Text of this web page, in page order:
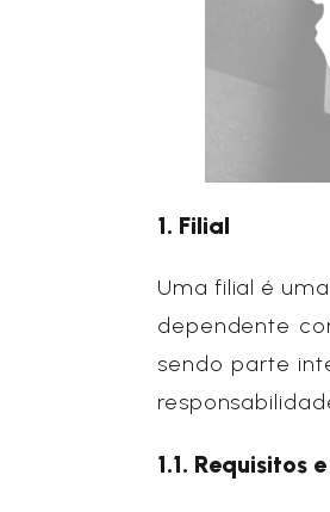
1. Filial
Uma filial é
dependente
sendo parte
1.1.